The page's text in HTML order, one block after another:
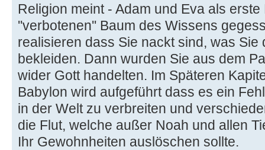
Religion meint - Adam und Eva als
''verbotenen'' Baum des Wissens
realisieren dass Sie nackt sind, was Sie
bekleiden. Dann wurden Sie aus dem
wider Gott handelten. Im Späteren
Babylon wird aufgeführt dass es ein
in der Welt zu verbreiten und
die Flut, welche außer Noah und allen
Ihr Gewohnheiten auslöschen sollte.